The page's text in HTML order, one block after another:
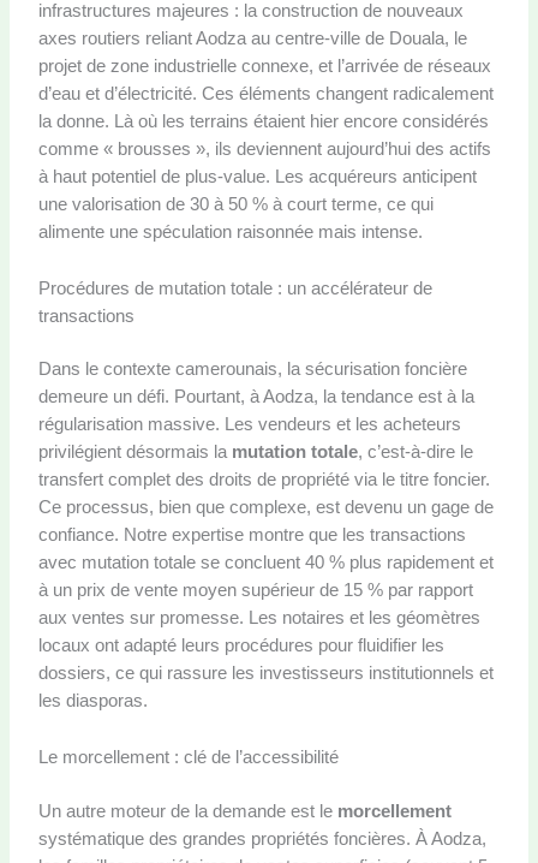
infrastructures majeures : la construction de nouveaux
axes routiers reliant Aodza au centre-ville de Douala, le
projet de zone industrielle connexe, et l’arrivée de réseaux
d’eau et d’électricité. Ces éléments changent radicalement
la donne. Là où les terrains étaient hier encore considérés
comme « brousses », ils deviennent aujourd’hui des actifs
à haut potentiel de plus-value. Les acquéreurs anticipent
une valorisation de 30 à 50 % à court terme, ce qui
alimente une spéculation raisonnée mais intense.
Procédures de mutation totale : un accélérateur de
transactions
Dans le contexte camerounais, la sécurisation foncière
demeure un défi. Pourtant, à Aodza, la tendance est à la
régularisation massive. Les vendeurs et les acheteurs
privilégient désormais la mutation totale, c’est-à-dire le
transfert complet des droits de propriété via le titre foncier.
Ce processus, bien que complexe, est devenu un gage de
confiance. Notre expertise montre que les transactions
avec mutation totale se concluent 40 % plus rapidement et
à un prix de vente moyen supérieur de 15 % par rapport
aux ventes sur promesse. Les notaires et les géomètres
locaux ont adapté leurs procédures pour fluidifier les
dossiers, ce qui rassure les investisseurs institutionnels et
les diasporas.
Le morcellement : clé de l’accessibilité
Un autre moteur de la demande est le morcellement
systématique des grandes propriétés foncières. À Aodza,